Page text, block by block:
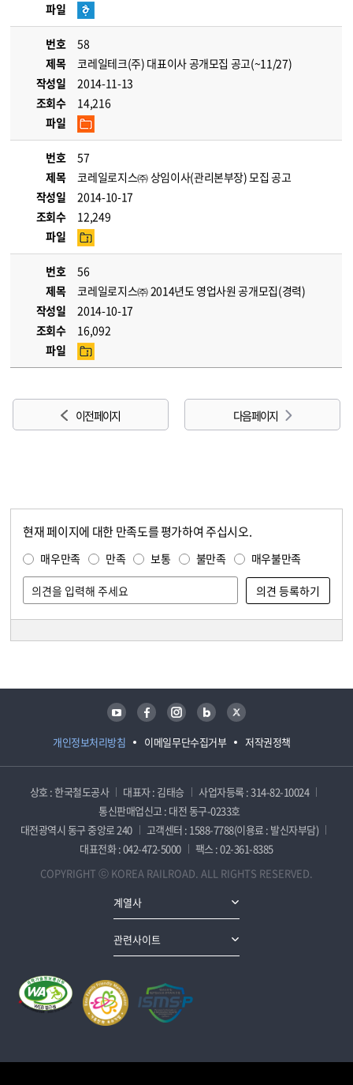
파일
번호
58
제목
코레일테크(주) 대표이사 공개모집 공고(~11/27)
작성일
2014-11-13
조회수
14,216
파일
번호
57
제목
코레일로지스㈜ 상임이사(관리본부장) 모집 공고
작성일
2014-10-17
조회수
12,249
파일
번호
56
제목
코레일로지스㈜ 2014년도 영업사원 공개모집(경력)
작성일
2014-10-17
조회수
16,092
파일
이전 페이지 다음 페이지
현재 페이지에 대한 만족도를 평가하여 주십시오.
매우만족 만족 보통 불만족 매우불만족
개인정보처리방침 이메일무단수집거부 저작권정책
유튜브 페이스북 인스타그램 블로그 트위터
상호 : 한국철도공사 대표자 : 김태승
사업자등록 : 314-82-10024
통신판매업신고 : 대전 동구-0233호
대전광역시 동구 중앙로 240
고객센터 : 1588-7788(이용료 : 발신자부담)
대표전화 : 042-472-5000
팩스 : 02-361-8385
COPYRIGHT ⓒ KOREA RAILROAD. ALL RIGHTS RESERVED.
계열사
관련사이트